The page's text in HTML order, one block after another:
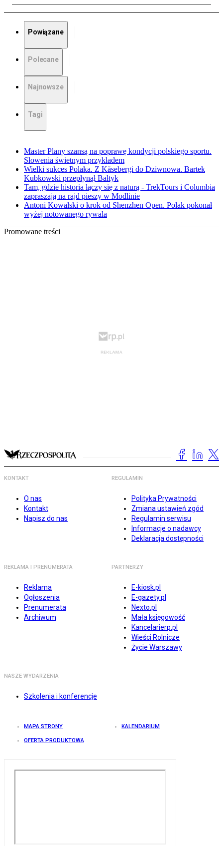
Powiązane
Polecane
Najnowsze
Tagi
Master Plany szansą na poprawę kondycji polskiego sportu.
Słowenia świetnym przykładem
Wielki sukces Polaka. Z Kåsebergi do Dziwnowa. Bartek
Kubkowski przepłynął Bałtyk
Tam, gdzie historia łączy się z naturą - TrekTours i Columbia
zapraszają na rajd pieszy w Modlinie
Antoni Kowalski o krok od Shenzhen Open. Polak pokonał
wyżej notowanego rywala
Promowane treści
KONTAKT
O nas
Kontakt
Napisz do nas
REGULAMIN
Polityka Prywatności
Zmiana ustawień zgód
Regulamin serwisu
Informacje o nadawcy
Deklaracja dostępności
REKLAMA I PRENUMERATA
Reklama
Ogłoszenia
Prenumerata
Archiwum
PARTNERZY
E-kiosk.pl
E-gazety.pl
Nexto.pl
Mała księgowość
Kancelarierp.pl
Wieści Rolnicze
Życie Warszawy
NASZE WYDARZENIA
Szkolenia i konferencje
MAPA STRONY KALENDARIUM
OFERTA PRODUKTOWA